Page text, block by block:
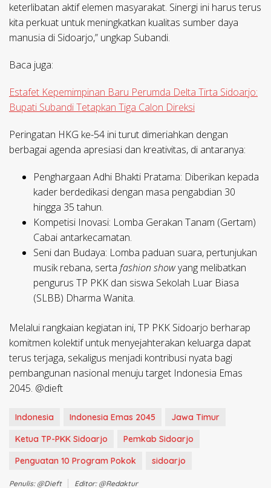
keterlibatan aktif elemen masyarakat. Sinergi ini harus terus
kita perkuat untuk meningkatkan kualitas sumber daya
manusia di Sidoarjo,” ungkap Subandi.
Baca juga:
Estafet Kepemimpinan Baru Perumda Delta Tirta Sidoarjo:
Bupati Subandi Tetapkan Tiga Calon Direksi
Peringatan HKG ke-54 ini turut dimeriahkan dengan
berbagai agenda apresiasi dan kreativitas, di antaranya:
Penghargaan Adhi Bhakti Pratama: Diberikan kepada
kader berdedikasi dengan masa pengabdian 30
hingga 35 tahun.
Kompetisi Inovasi: Lomba Gerakan Tanam (Gertam)
Cabai antarkecamatan.
Seni dan Budaya: Lomba paduan suara, pertunjukan
musik rebana, serta fashion showyang melibatkan
pengurus TP PKK dan siswa Sekolah Luar Biasa
(SLBB) Dharma Wanita.
​Melalui rangkaian kegiatan ini, TP PKK Sidoarjo berharap
komitmen kolektif untuk menyejahterakan keluarga dapat
terus terjaga, sekaligus menjadi kontribusi nyata bagi
pembangunan nasional menuju target Indonesia Emas
2045. @dieft
Indonesia Indonesia Emas 2045
Jawa Timur
Ketua TP-PKK Sidoarjo
Pemkab Sidoarjo
Penguatan 10 Program Pokok
sidoarjo
Penulis: @dieft Editor: @redaktur